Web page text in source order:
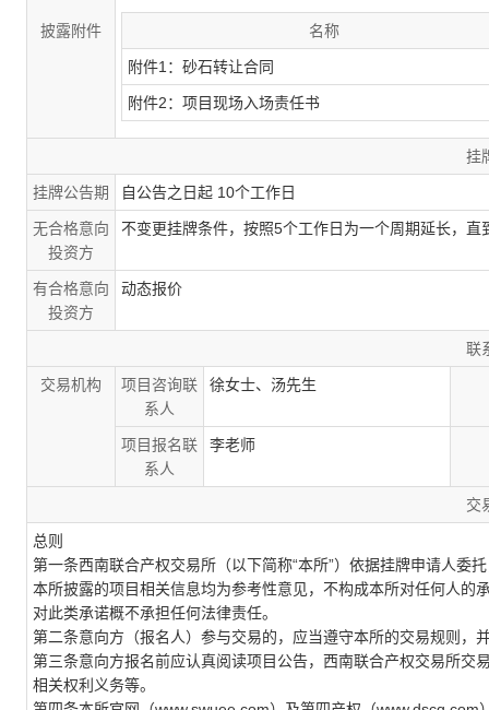
披露附件 名称
附件1：砂石转让合同
附件2：项目现场入场责任书
挂
挂牌公告期 自公告之日起 10个工作日
无合格意向
投资方
不变更挂牌条件，按照5个工作日为一个周期延长，直
有合格意向
投资方
动态报价
联
交易机构
项目咨询联
系人
徐女士、汤先生
项目报名联
系人
李老师
交
总则
第一条西南联合产权交易所（以下简称“本所”）依据挂牌申请人委
本所披露的项目相关信息均为参考性意见，不构成本所对任何人
对此类承诺概不承担任何法律责任。
第二条意向方（报名人）参与交易的，应当遵守本所的交易规则，
第三条意向方报名前应认真阅读项目公告，西南联合产权交易所
相关权利义务等。